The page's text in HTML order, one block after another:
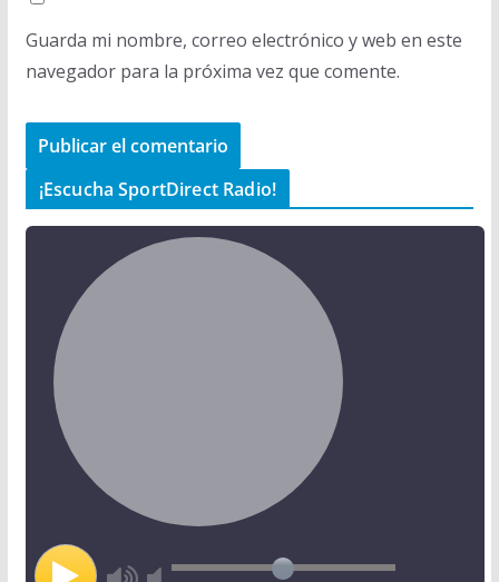
Guarda mi nombre, correo electrónico y web en este
navegador para la próxima vez que comente.
¡Escucha SportDirect Radio!